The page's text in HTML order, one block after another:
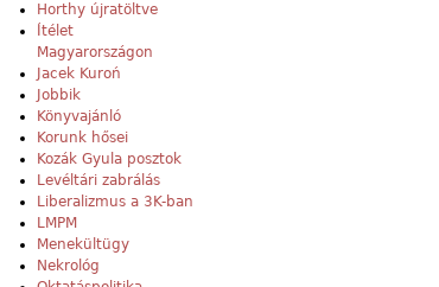
Horthy újratöltve
Ítélet
Magyarországon
Jacek Kuroń
Jobbik
Könyvajánló
Korunk hősei
Kozák Gyula posztok
Levéltári zabrálás
Liberalizmus a 3K-ban
LMPM
Menekültügy
Nekrológ